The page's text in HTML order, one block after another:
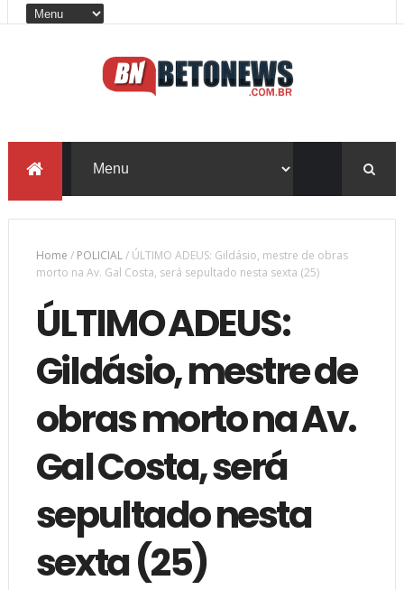
Home / POLICIAL/ ÚLTIMO ADEUS: Gildásio, mestre de obras
morto na Av. Gal Costa, será sepultado nesta sexta (25)
ÚLTIMO ADEUS:
Gildásio, mestre de
obras morto na Av.
Gal Costa, será
sepultado nesta
sexta (25)